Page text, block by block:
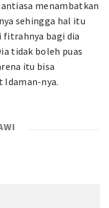
menambatkan
sehingga hal itu
fitrahnya bagi dia
tidak boleh puas
itu bisa
Idaman-nya.